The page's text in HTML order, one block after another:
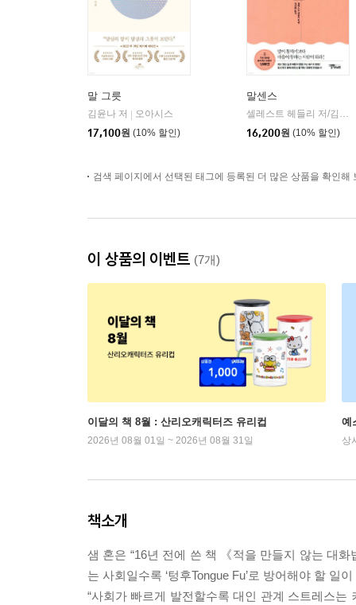
말 그릇
김윤나 저
오아시스
17,100원 (10% 할인)
말센스
셀레스트 헤들리 저/김성환 역
16,200원 (10% 할인)
검색 페이지에서 선택된 태그에 등록된 더 많은 상품을 확인해
이 상품의 이벤트 (7개)
이달의 책 8월 : 산리오캐릭터즈 유리컵
2026년 08월 01일 ~ 2026년 08월 31일
예
상
책소개
샘 혼은 “16년 전에 쓴 책 《적을 만들지 않는 대
는 사회일수록 ‘텅후Tongue Fu’로 방어해야 할 일
“사회가 빠르게 발전할수록 대인 관계 스트레스